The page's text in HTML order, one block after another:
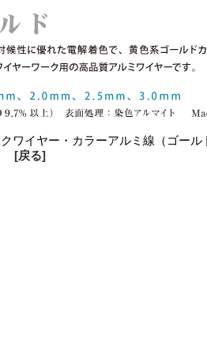
ワイヤー・カラーアルミ線（ゴール
[戻る]